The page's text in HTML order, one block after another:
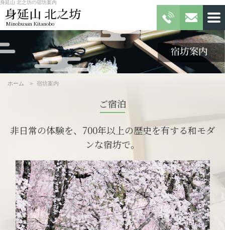
身延山 北之坊の宿坊案内
Minobusan Kitanobo
ホーム 宿坊案内
ご宿泊
非日常の体験を、700年以上の歴史を有する和モダ
ンな宿坊で。